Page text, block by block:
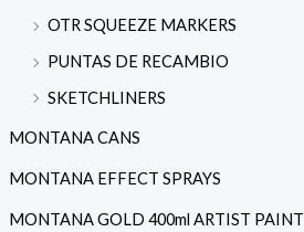
OTR SQUEEZE MARKERS
PUNTAS DE RECAMBIO
SKETCHLINERS
MONTANA CANS
MONTANA EFFECT SPRAYS
MONTANA GOLD 400ml ARTIST PAINT